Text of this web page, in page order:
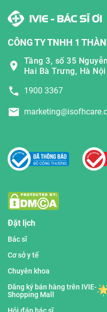
CÔNG TY TNHH 1
Tầng 3, số 35
Hai Bà Trưng, Hà Nội
1900 3367
Đặt lịch
Bác sĩ
Cơ sở y tế
Chuyên khoa
Đăng ký bán hàng trên IVIE-
Shopping Mall
Hỏi đáp bác sĩ